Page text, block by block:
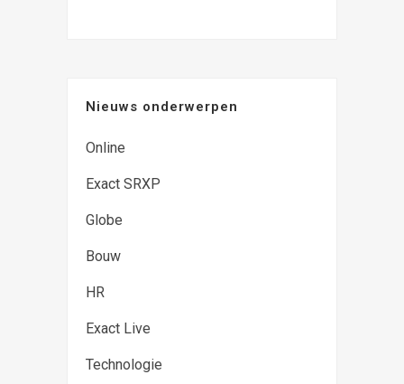
Nieuws onderwerpen
Online
Exact SRXP
Globe
Bouw
HR
Exact Live
Technologie